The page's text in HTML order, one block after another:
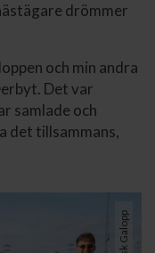
drömmer
och min andra
Det var
samlade och
det tillsammans,